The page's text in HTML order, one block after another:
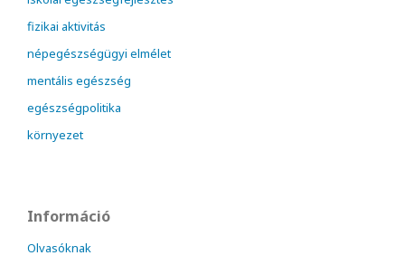
fizikai aktivitás
népegészségügyi elmélet
mentális egészség
egészségpolitika
környezet
Információ
Olvasóknak